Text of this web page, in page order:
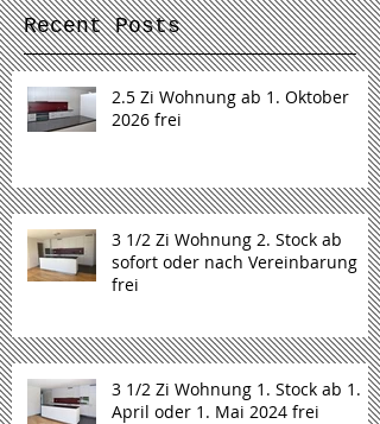
Recent Posts
2.5 Zi Wohnung ab 1. Oktober
2026 frei
3 1/2 Zi Wohnung 2. Stock ab
sofort oder nach Vereinbarung
frei
3 1/2 Zi Wohnung 1. Stock ab 1.
April oder 1. Mai 2024 frei